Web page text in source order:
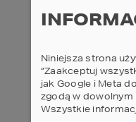
NOWOŚĆ
Niniejsza strona
“Zaakceptuj
jak Google i Meta
zgodą w dowolnym
Wszystkie